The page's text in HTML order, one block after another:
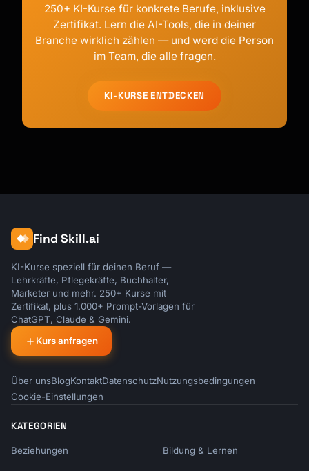
250+ KI-Kurse für konkrete Berufe, inklusive
Zertifikat. Lern die AI-Tools, die in deiner
Branche wirklich zählen — und werd die Person
im Team, die alle fragen.
KI-KURSE ENTDECKEN
Find Skill.ai
KI-Kurse speziell für deinen Beruf —
Lehrkräfte, Pflegekräfte, Buchhalter,
Marketer und mehr. 250+ Kurse mit
Zertifikat, plus 1.000+ Prompt-Vorlagen für
ChatGPT, Claude & Gemini.
Kurs anfragen
Über unsBlogKontaktDatenschutzNutzungsbedingungen
Cookie-Einstellungen
KATEGORIEN
Beziehungen Bildung & Lernen